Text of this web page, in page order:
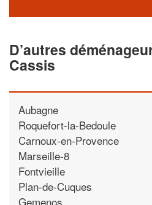
D’autres
Cassis
Aubagne
Roquefort-la-Bedoule
Carnoux-en-Provence
Marseille-8
Fontvieille
Plan-de-Cuques
Gemenos